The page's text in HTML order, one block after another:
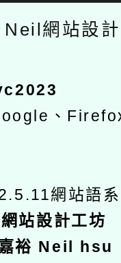
Neil網站設
、
網站語
站設計工坊
裕 Neil hsu